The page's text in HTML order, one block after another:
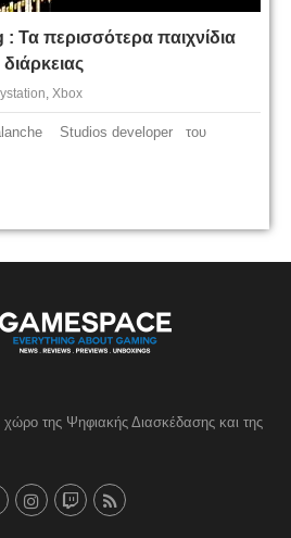
Τα περισσότερα παιχνίδια
, Xbox
Studios developer του
χώρο της Ψηφιακής Διασκέδασης και της